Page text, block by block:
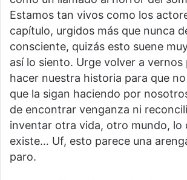
Estamos tan vivos como los
capítulo, urgidos más que nunca
consciente, quizás esto suene
así lo siento. Urge volver a
hacer nuestra historia para que
que la sigan haciendo por
de encontrar venganza ni
inventar otra vida, otro mundo, lo
existe… Uf, esto parece una
paro.